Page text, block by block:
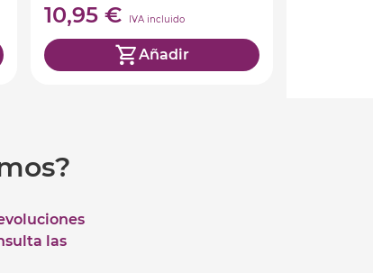
10,95 € IVA incluido
Añadir
las